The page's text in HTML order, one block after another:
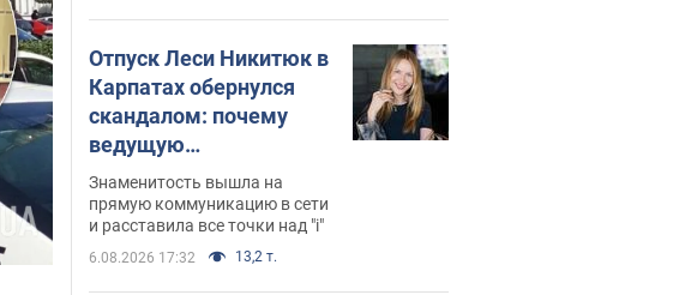
Отпуск Леси Никитюк в
Карпатах обернулся
скандалом: почему
ведущую
несправедливо
захейтили
Знаменитость вышла на
прямую коммуникацию в сети
и расставила все точки над "i"
6.08.2026 17:32 13,2 т.